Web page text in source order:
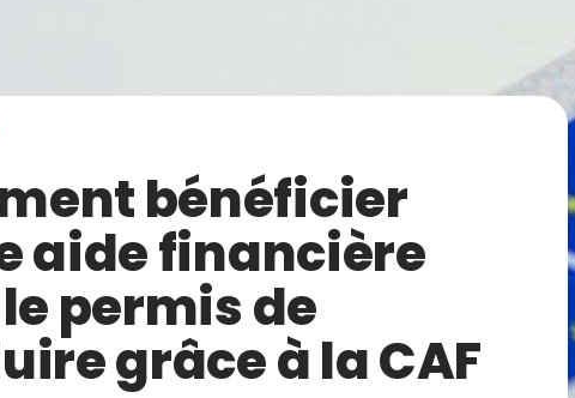
bénéficier
aide financière
permis de
grâce à la CAF